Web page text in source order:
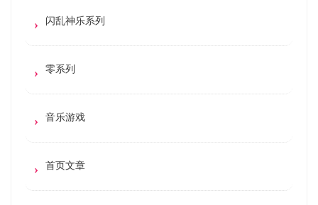
闪乱神乐系列
零系列
音乐游戏
首页文章